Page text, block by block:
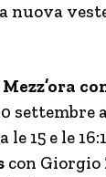
nuova
settembre
15 e le
con Giorgio